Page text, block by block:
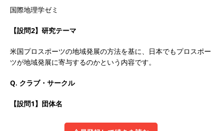
500万スタート ｜ 土日祝休み ｜ 東京勤務 ｜ ク
国際地理学ゼミ
【設問2】研究テーマ
米国プロスポーツの地域発展の方法を基に、日本でもプロスポー
ツが地域発展に寄与するのかという内容です。
Q. クラブ・サークル
【設問1】団体名